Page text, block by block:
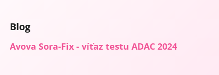
Blog
Avova Sora-Fix - víťaz testu ADAC 2024